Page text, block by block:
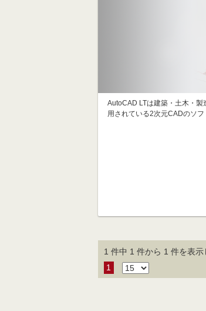
AutoCAD LTは建築・土木・製
用されている2次元CADのソフ
1 件中 1 件から 1 件を表示
1